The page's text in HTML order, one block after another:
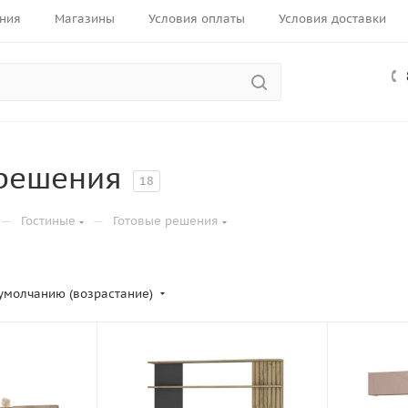
Магазины Условия оплаты Условия доставки
18
— Гостиные — Готовые решения
(возрастание)